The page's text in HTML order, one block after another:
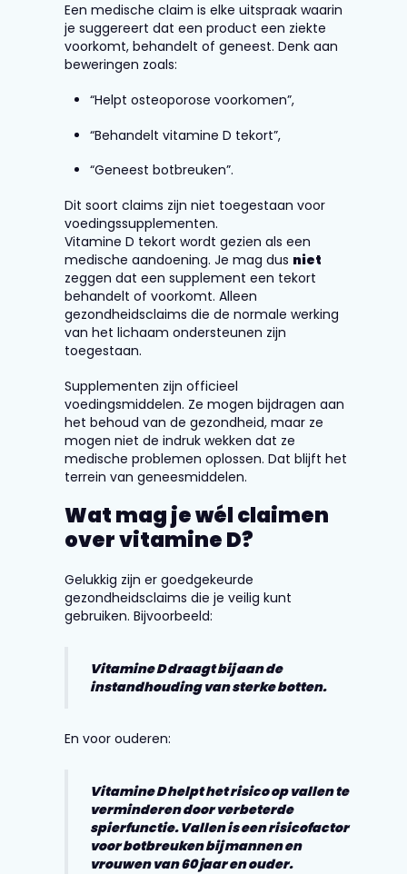
Een medische claim is elke uitspraak waarin
je suggereert dat een product een ziekte
voorkomt, behandelt of geneest. Denk aan
beweringen zoals:
“Helpt osteoporose voorkomen”,
“Behandelt vitamine D tekort”,
“Geneest botbreuken”.
Dit soort claims zijn niet toegestaan voor
voedingssupplementen.
Vitamine D tekort wordt gezien als een
medische aandoening. Je mag dus niet
zeggen dat een supplement een tekort
behandelt of voorkomt. Alleen
gezondheidsclaims die de normale werking
van het lichaam ondersteunen zijn
toegestaan.
Supplementen zijn officieel
voedingsmiddelen. Ze mogen bijdragen aan
het behoud van de gezondheid, maar ze
mogen niet de indruk wekken dat ze
medische problemen oplossen. Dat blijft het
terrein van geneesmiddelen.
Wat mag je wél claimen
over vitamine D?
Gelukkig zijn er goedgekeurde
gezondheidsclaims die je veilig kunt
gebruiken. Bijvoorbeeld:
Vitamine D draagt bij aan de
instandhouding van sterke botten.
En voor ouderen:
Vitamine D helpt het risico op vallen te
verminderen door verbeterde
spierfunctie. Vallen is een risicofactor
voor botbreuken bij mannen en
vrouwen van 60 jaar en ouder.